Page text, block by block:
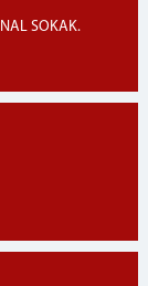
SOKAK.